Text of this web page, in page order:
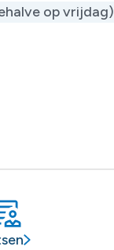
op vrijdag)